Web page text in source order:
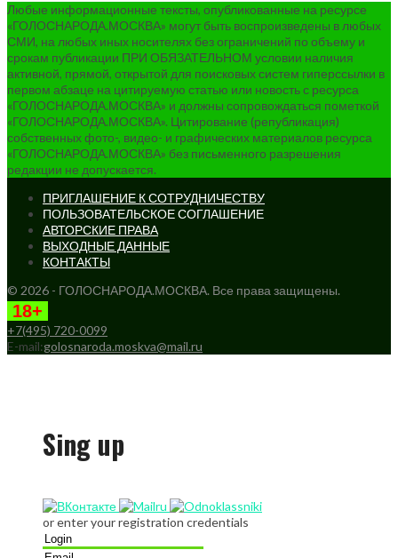
Любые информационные тексты, опубликованные на ресурсе
«ГОЛОСНАРОДА.МОСКВА» могут быть воспроизведены в любых
СМИ, на любых иных носителях без ограничений по объему и
срокам публикации ПРИ ОБЯЗАТЕЛЬНОМ условии наличия
активной, прямой, открытой для поисковых систем гиперссылки в
первом абзаце на цитируемую статью или новость с ресурса
«ГОЛОСНАРОДА.МОСКВА» и должны сопровождаться пометкой
«ГОЛОСНАРОДА.МОСКВА». Цитирование (републикация)
собственных фото-, видео- и графических материалов ресурса
«ГОЛОСНАРОДА.МОСКВА» без письменного разрешения
редакции не допускается.
ПРИГЛАШЕНИЕ К СОТРУДНИЧЕСТВУ
ПОЛЬЗОВАТЕЛЬСКОЕ СОГЛАШЕНИЕ
АВТОРСКИЕ ПРАВА
ВЫХОДНЫЕ ДАННЫЕ
КОНТАКТЫ
© 2026 - ГОЛОСНАРОДА.МОСКВА. Все права защищены.
18+
+7(495) 720-0099
E-mail:golosnaroda.moskva@mail.ru
Sing up
or enter your registration credentials